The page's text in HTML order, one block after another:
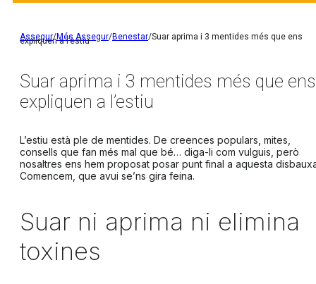
Assegur/Més Assegur/Benestar/Suar aprima i 3 mentides més que ens
expliquen a l’estiu
Suar aprima i 3 mentides més que ens
expliquen a l’estiu
L’estiu està ple de mentides. De creences populars, mites,
consells que fan més mal que bé… diga-li com vulguis, però
nosaltres ens hem proposat posar punt final a aquesta
Comencem, que avui se’ns gira feina.
Suar ni aprima ni elimina
toxines